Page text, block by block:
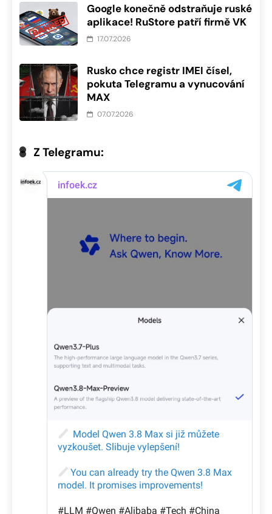
Google konečně odstraňuje ruské
aplikace! RuStore patří firmě VK
17.07.2026
Rusko chce registr IMEI čísel,
pokuta Telegramu a vynucování
MAX
07.07.2026
Z Telegramu: